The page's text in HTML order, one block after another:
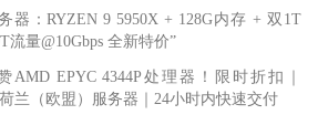
器：RYZEN 9 5950X + 128G内存 + 双1T
流量@10Gbps 全新特价”
AMD EPYC 4344P处理器！限时折扣｜
兰（欧盟）服务器｜24小时内快速交付